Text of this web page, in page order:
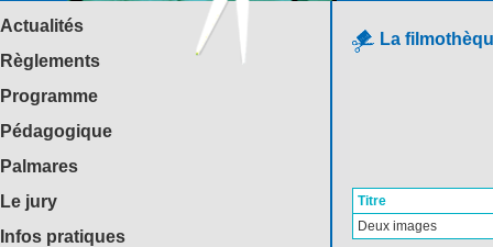
Actualités
Règlements
Programme
Pédagogique
Palmares
Le jury
Infos pratiques
La
Titre
Deux images